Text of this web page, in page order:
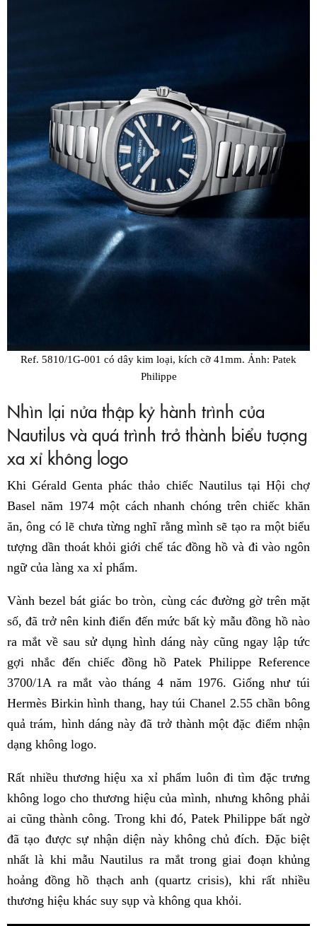
Ref. 5810/1G-001 có dây kim loại, kích cỡ 41mm. Ảnh: Patek
Philippe
Nhìn lại nửa thập kỷ hành trình của
Nautilus và quá trình trở thành biểu tượng
xa xỉ không logo
Khi Gérald Genta phác thảo chiếc Nautilus tại Hội chợ
Basel năm 1974 một cách nhanh chóng trên chiếc khăn
ăn, ông có lẽ chưa từng nghĩ rằng mình sẽ tạo ra một biểu
tượng dần thoát khỏi giới chế tác đồng hồ và đi vào ngôn
ngữ của làng xa xỉ phẩm.
Vành bezel bát giác bo tròn, cùng các đường gờ trên mặt
số, đã trở nên kinh điển đến mức bất kỳ mẫu đồng hồ nào
ra mắt về sau sử dụng hình dáng này cũng ngay lập tức
gợi nhắc đến chiếc đồng hồ Patek Philippe Reference
3700/1A ra mắt vào tháng 4 năm 1976. Giống như túi
Hermès Birkin hình thang, hay túi Chanel 2.55 chần bông
quả trám, hình dáng này đã trở thành một đặc điểm nhận
dạng không logo.
Rất nhiều thương hiệu xa xỉ phẩm luôn đi tìm đặc trưng
không logo cho thương hiệu của mình, nhưng không phải
ai cũng thành công. Trong khi đó, Patek Philippe bất ngờ
đã tạo được sự nhận diện này không chủ đích. Đặc biệt
nhất là khi mẫu Nautilus ra mắt trong giai đoạn khủng
hoảng đồng hồ thạch anh (quartz crisis), khi rất nhiều
thương hiệu khác suy sụp và không qua khỏi.